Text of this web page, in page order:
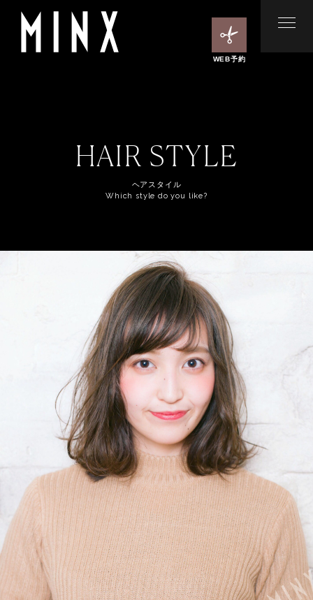
WEB予約
HAIR STYLE
ヘアスタイル
Which style do you like?